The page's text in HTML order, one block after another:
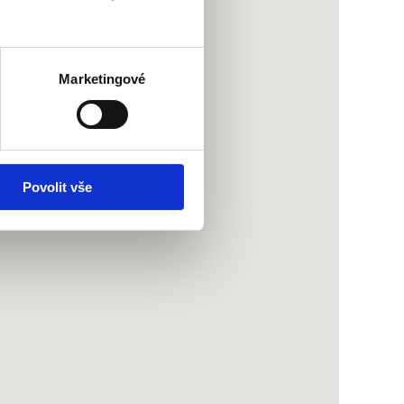
Marketingové
Povolit vše